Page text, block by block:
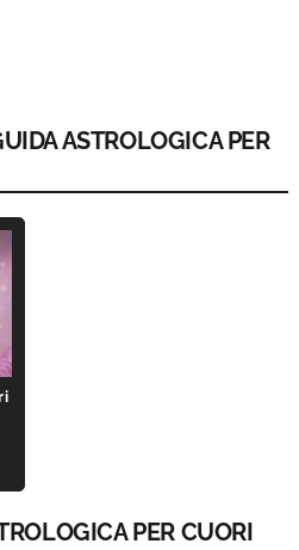
ASTROLOGICA PER
PER CUORI